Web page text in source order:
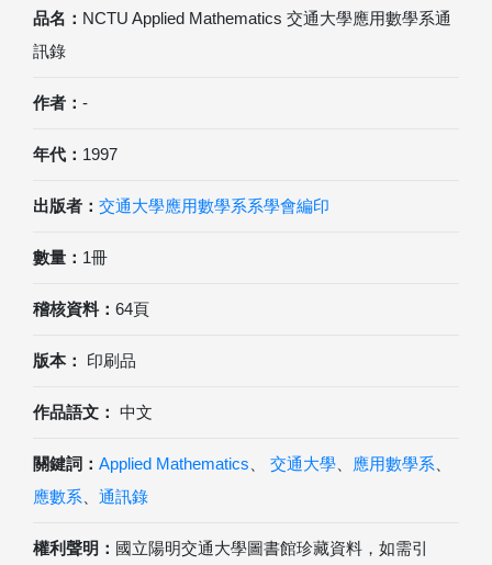
品名： NCTU Applied Mathematics 交通大學應用數學系通
訊錄
作者： -
年代： 1997
出版者： 交通大學應用數學系系學會編印
數量： 1冊
稽核資料： 64頁
版本： 印刷品
作品語文： 中文
關鍵詞： Applied Mathematics 交通大學 應用數學系
應數系
通訊錄
權利聲明： 國立陽明交通大學圖書館珍藏資料，如需引